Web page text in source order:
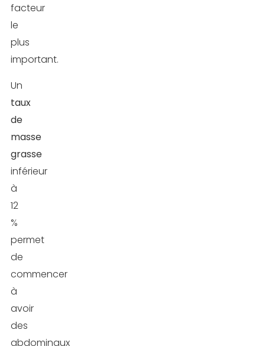
facteur
le
plus
important.
Un
taux
de
masse
grasse
inférieur
à
12
%
permet
de
commencer
à
avoir
des
abdominaux